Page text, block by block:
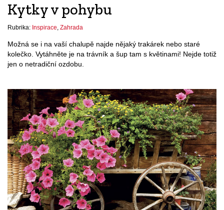
Kytky v pohybu
Rubrika: Inspirace Zahrada
Možná se i na vaší chalupě najde nějaký trakárek nebo staré
kolečko. Vytáhněte je na trávník a šup tam s květinami! Nejde totiž
jen o netradiční ozdobu.